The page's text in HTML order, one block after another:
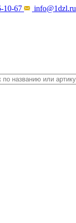
10-67
info@1dzl.ru